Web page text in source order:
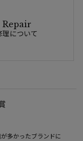
Repair
理について
多かったブランドに